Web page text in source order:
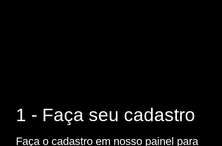
1 - Faça seu cadastro
Faça o cadastro em nosso painel para